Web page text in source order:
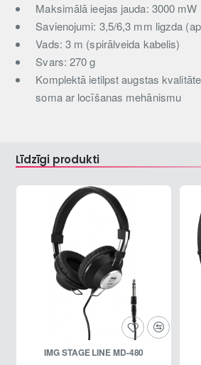
Maksimālā ieejas jauda: 3000 mW
Savienojumi: 3,5/6,3 mm ligzda
Vads: 3 m (spirālveida kabelis)
Svars: 270 g
Komplektā ietilpst augstas
soma ar locīšanas mehānismu
Līdzīgi produkti
IMG STAGE LINE MD-480